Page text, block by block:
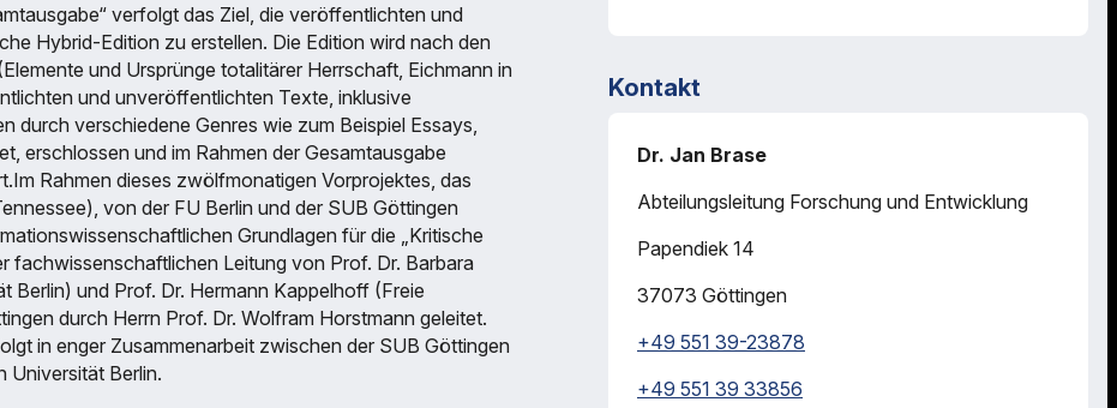
verfolgt das Ziel, die veröffentlichten und
Hybrid-Edition zu erstellen. Die Edition wird nach den
und Ursprünge totalitärer Herrschaft, Eichmann in
und unveröffentlichten Texte, inklusive
durch verschiedene Genres wie zum Beispiel Essays,
erschlossen und im Rahmen der Gesamtausgabe
Rahmen dieses zwölfmonatigen Vorprojektes, das
von der FU Berlin und der SUB Göttingen
Grundlagen für die „Kritische
fachwissenschaftlichen Leitung von Prof. Dr. Barbara
Berlin) und Prof. Dr. Hermann Kappelhoff (Freie
durch Herrn Prof. Dr. Wolfram Horstmann geleitet.
in enger Zusammenarbeit zwischen der SUB Göttingen
Universität Berlin.
Kontakt
Dr. Jan Brase
Abteilungsleitung Forschung und Entwicklung
Papendiek 14
37073 Göttingen
+49 551 39-23878
+49 551 39 33856